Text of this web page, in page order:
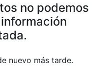
no podemos
nuevo más tarde.